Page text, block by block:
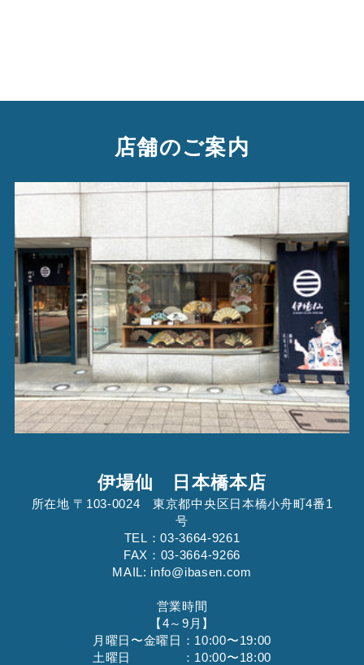
店舗のご案内
伊場仙 日本橋本店
所在地 〒103-0024 東京都中央区日本橋小舟町4番1
号
TEL：03-3664-9261
FAX：03-3664-9266
MAIL: info@ibasen.com
営業時間
【4～9月】
月曜日〜金曜日：10:00〜19:00
土曜日 ：10:00〜18:00